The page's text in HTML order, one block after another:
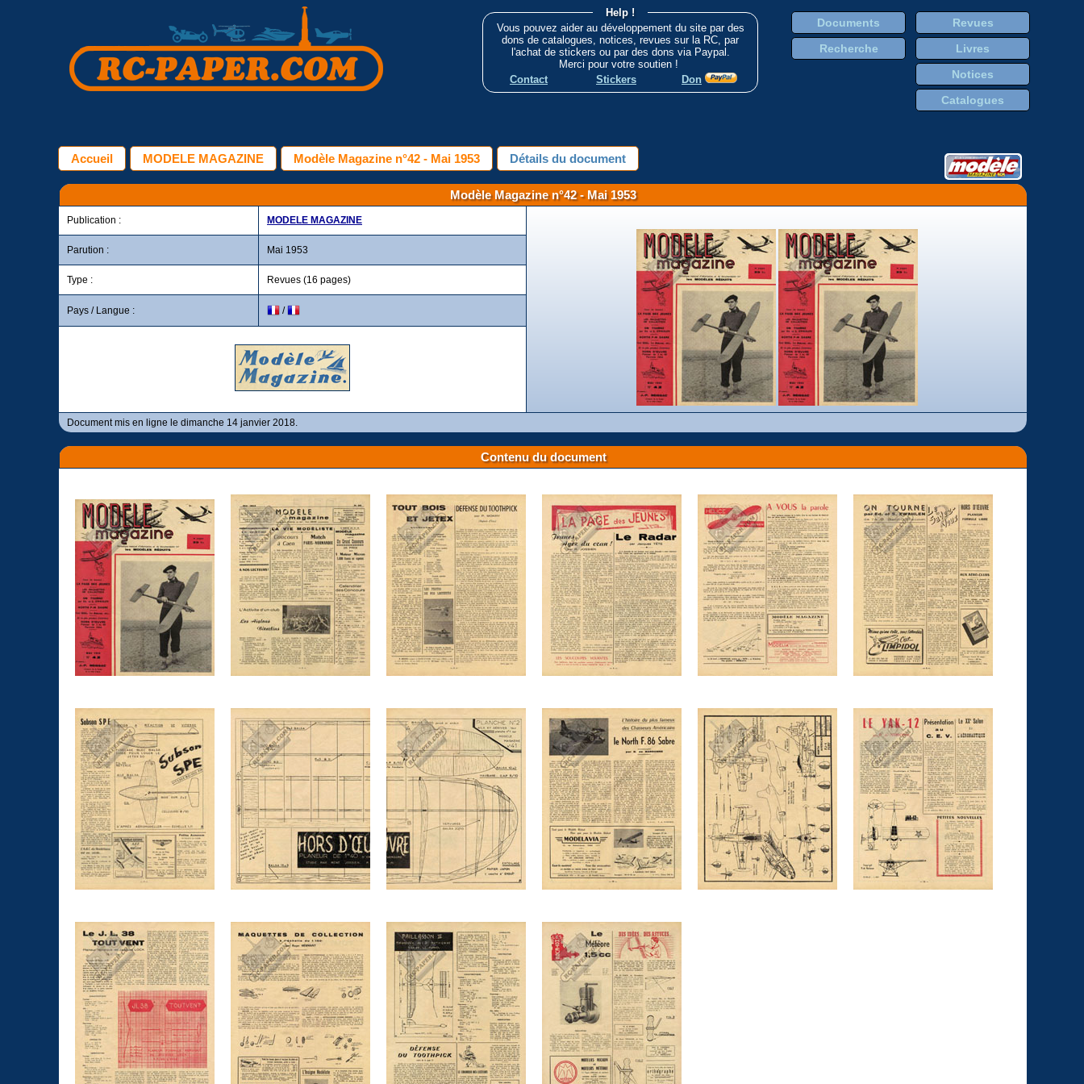
Help !
Vous pouvez aider au développement du site par des
dons de catalogues, notices, revues sur la RC, par
l'achat de stickers ou par des dons via Paypal.
Merci pour votre soutien !
Contact
Stickers Don
Documents
Recherche
Revues
Livres
Notices
Catalogues
Accueil MODELE MAGAZINE Modèle Magazine n°42 - Mai 1953 Détails du document
Modèle Magazine n°42 - Mai 1953
Publication : MODELE MAGAZINE
Parution : Mai 1953
Type : Revues (16 pages)
Pays / Langue : /
Document mis en ligne le dimanche 14 janvier 2018.
Contenu du document